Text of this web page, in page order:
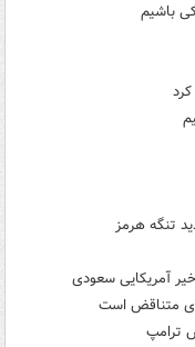
باشیم
تنگه هرمز
آمریکایی سعودی
وی متناقض است
ترامپ